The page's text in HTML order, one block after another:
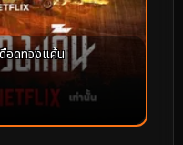
อดทวงแค้น